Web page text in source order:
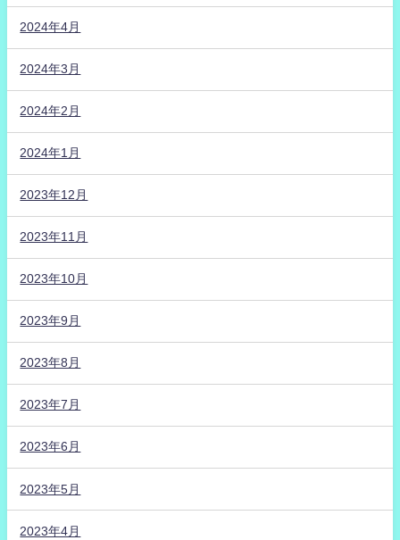
2024年4月
2024年3月
2024年2月
2024年1月
2023年12月
2023年11月
2023年10月
2023年9月
2023年8月
2023年7月
2023年6月
2023年5月
2023年4月